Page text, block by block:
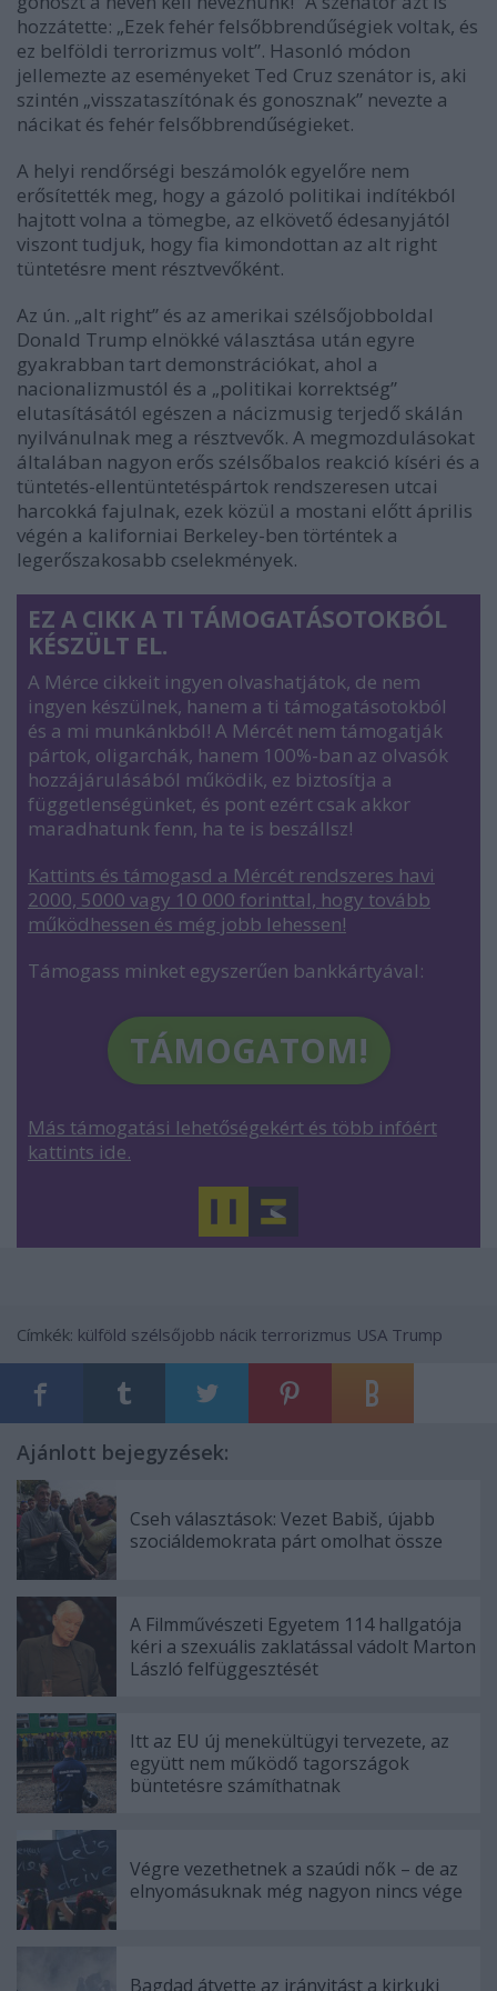
hozzátette: „Ezek fehér felsőbbrendűségiek voltak, és
ez belföldi terrorizmus volt”. Hasonló módon
jellemezte az eseményeket Ted Cruz szenátor is, aki
szintén „visszataszítónak és gonosznak” nevezte a
nácikat és fehér felsőbbrendűségieket.
A helyi rendőrségi beszámolók egyelőre nem
erősítették meg, hogy a gázoló politikai indítékból
hajtott volna a tömegbe, az elkövető édesanyjától
viszont tudjuk, hogy fia kimondottan az alt right
tüntetésre ment résztvevőként.
Az ún. „alt right” és az amerikai szélsőjobboldal
Donald Trump elnökké választása után egyre
gyakrabban tart demonstrációkat, ahol a
nacionalizmustól és a „politikai korrektség”
elutasításától egészen a nácizmusig terjedő skálán
nyilvánulnak meg a résztvevők. A megmozdulásokat
általában nagyon erős szélsőbalos reakció kíséri és a
tüntetés-ellentüntetéspártok rendszeresen utcai
harcokká fajulnak, ezek közül a mostani előtt április
végén a kaliforniai Berkeley-ben történtek a
legerőszakosabb cselekmények.
EZ A CIKK A TI TÁMOGATÁSOTOKBÓL
KÉSZÜLT EL.
A Mérce cikkeit ingyen olvashatjátok, de nem
ingyen készülnek, hanem a ti támogatásotokból
és a mi munkánkból! A Mércét nem támogatják
pártok, oligarchák, hanem 100%-ban az olvasók
hozzájárulásából működik, ez biztosítja a
függetlenségünket, és pont ezért csak akkor
maradhatunk fenn, ha te is beszállsz!
Kattints és támogasd a Mércét rendszeres havi
2000, 5000 vagy 10 000 forinttal, hogy tovább
működhessen és még jobb lehessen!
Támogass minket egyszerűen bankkártyával:
TÁMOGATOM!
Más támogatási lehetőségekért és több infóért
kattints ide.
Címkék: külföld szélsőjobb nácik terrorizmus USA Trump
Ajánlott bejegyzések:
Cseh választások: Vezet Babiš, újabb
szociáldemokrata párt omolhat össze
A Filmművészeti Egyetem 114 hallgatója
kéri a szexuális zaklatással vádolt Marton
László felfüggesztését
Itt az EU új menekültügyi tervezete, az
együtt nem működő tagországok
büntetésre számíthatnak
Végre vezethetnek a szaúdi nők – de az
elnyomásuknak még nagyon nincs vége
Bagdad átvette az irányitást a kirkuki